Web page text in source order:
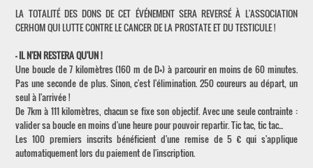
LA TOTALITÉ DES DONS DE CET ÉVÉNEMENT SERA REVERSÉ À L'ASSOCIATION
CERHOM QUI LUTTE CONTRE LE CANCER DE LA PROSTATE ET DU TESTICULE !
- IL N'EN RESTERA QU'UN !
Une boucle de 7 kilomètres (160 m de D+) à parcourir en moins de 60 minutes.
Pas une seconde de plus. Sinon, c'est l'élimination. 250 coureurs au départ, un
seul à l'arrivée !
De 7km à 111 kilomètres, chacun se fixe son objectif. Avec une seule contrainte :
valider sa boucle en moins d'une heure pour pouvoir repartir. Tic tac, tic tac...
Les 100 premiers inscrits bénéficient d'une remise de 5 € qui s'applique
automatiquement lors du paiement de l'inscription.